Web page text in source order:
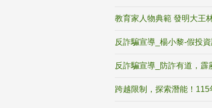
教育家人物典範 發明大王
反詐騙宣導_楊小黎-假投
反詐騙宣導_防詐有道，
跨越限制，探索潛能！